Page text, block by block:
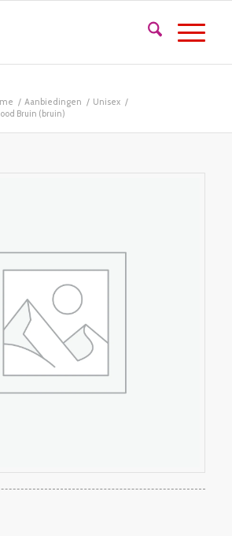
/ Aanbiedingen / Unisex /
Bruin (bruin)